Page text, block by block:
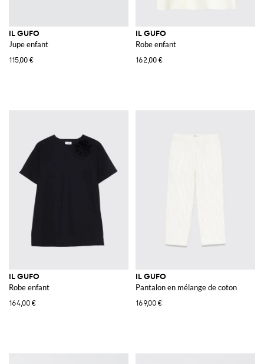
IL GUFO
Jupe enfant
115,00 €
IL GUFO
Robe enfant
162,00 €
IL GUFO
Robe enfant
164,00 €
IL GUFO
Pantalon en mélange de coton
169,00 €